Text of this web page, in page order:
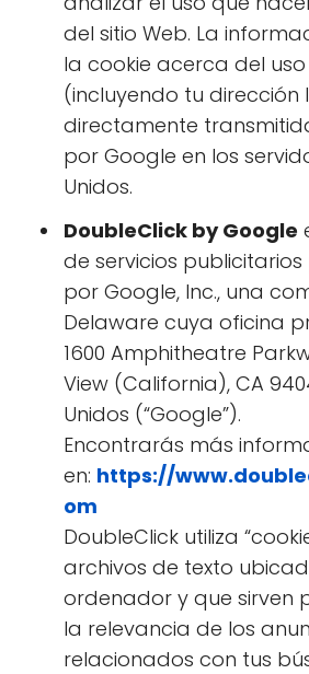
del sitio Web. La
la cookie acerca del
(incluyendo tu dirección
directamente
por Google en los
Unidos.
DoubleClick by Google
de servicios
por Google, Inc., una
Delaware cuya oficina
1600 Amphitheatre
View (California), CA
Unidos (“Google”).
Encontrarás más
en: https://
om
DoubleClick utiliza
archivos de texto
ordenador y que sirven
la relevancia de los
relacionados con tus